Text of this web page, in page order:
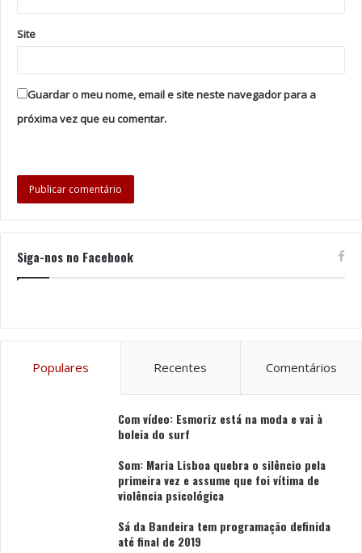
Site
Guardar o meu nome, email e site neste navegador para a
próxima vez que eu comentar.
Siga-nos no Facebook
Populares Recentes Comentários
Com vídeo: Esmoriz está na moda e vai à
boleia do surf
Som: Maria Lisboa quebra o silêncio pela
primeira vez e assume que foi vítima de
violência psicológica
Sá da Bandeira tem programação definida
até final de 2019